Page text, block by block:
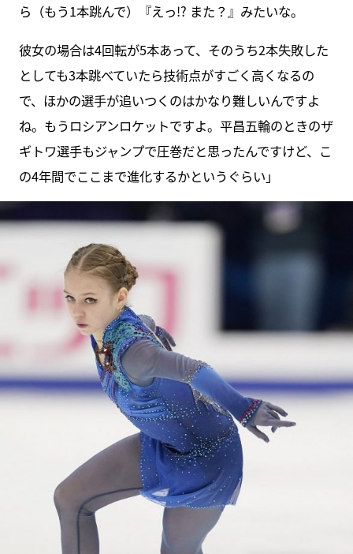
ら（もう1本跳んで）『えっ!? また？』みたいな。
彼女の場合は4回転が5本あって、そのうち2本失敗した
としても3本跳べていたら技術点がすごく高くなるの
で、ほかの選手が追いつくのはかなり難しいんですよ
ね。もうロシアンロケットですよ。平昌五輪のときのザ
ギトワ選手もジャンプで圧巻だと思ったんですけど、こ
の4年間でここまで進化するかというぐらい」